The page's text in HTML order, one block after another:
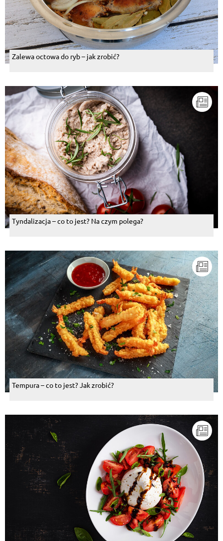
Zalewa octowa do ryb – jak zrobić?
Tyndalizacja – co to jest? Na czym polega?
Tempura – co to jest? Jak zrobić?